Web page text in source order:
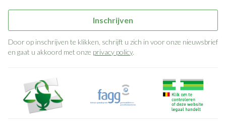
Inschrijven
Door op inschrijven te klikken, schrijft u zich in voor onze nieuwsbrief
en gaat u akkoord met onze privacy policy.